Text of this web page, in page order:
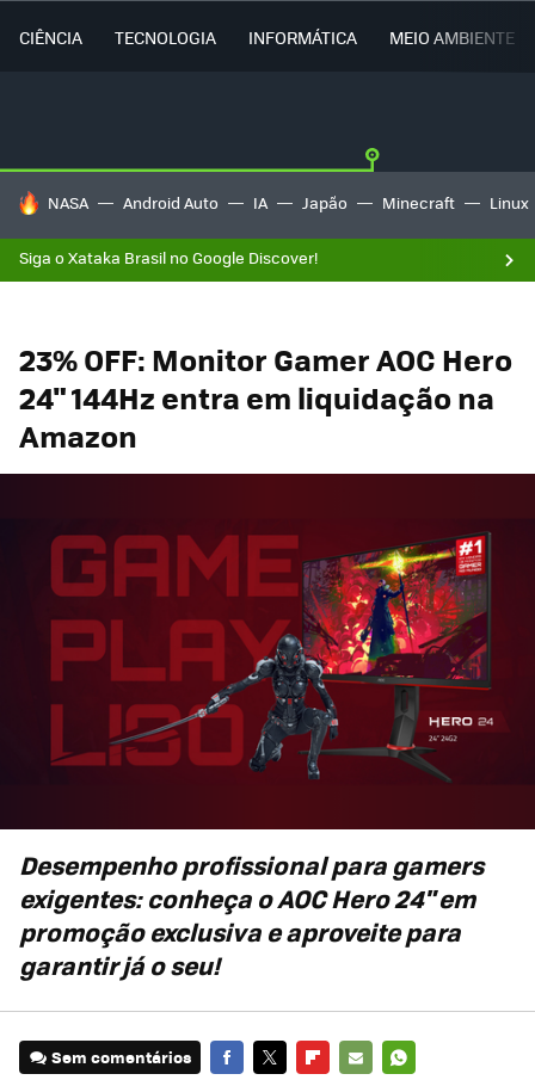
CIÊNCIA TECNOLOGIA INFORMÁTICA MEIO AMBIENTE
TENDÊNCIAS DO DIA
NASA Android Auto IA Japão Minecraft Linux
Siga o Xataka Brasil no Google Discover!
23% OFF: Monitor Gamer AOC Hero
24" 144Hz entra em liquidação na
Amazon
Desempenho profissional para gamers
exigentes: conheça o AOC Hero 24" em
promoção exclusiva e aproveite para
garantir já o seu!
Sem comentários